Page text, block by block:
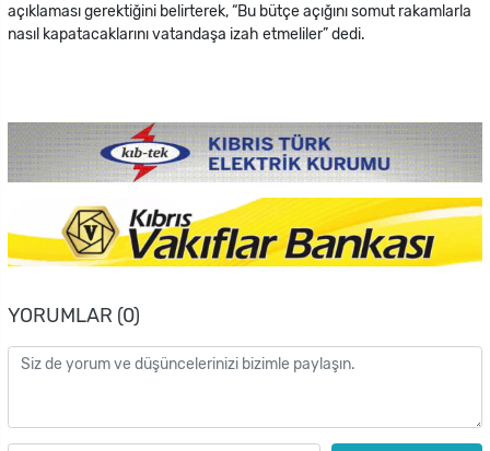
açıklaması gerektiğini belirterek, “Bu bütçe açığını somut rakamlarla
nasıl kapatacaklarını vatandaşa izah etmeliler” dedi.
YORUMLAR (0)